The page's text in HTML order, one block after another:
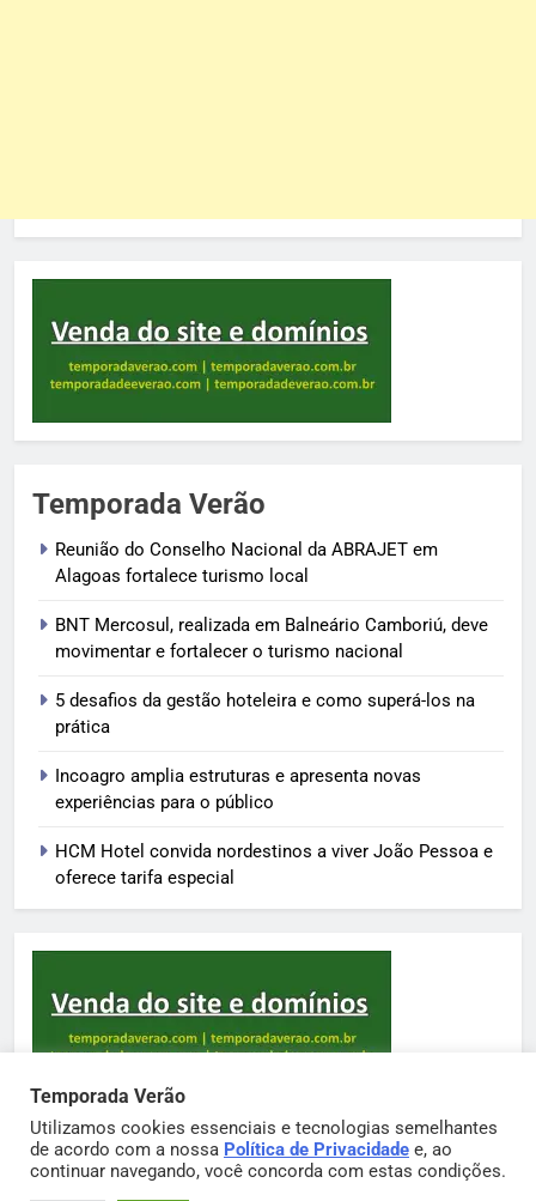
Temporada Verão
Reunião do Conselho Nacional da ABRAJET em
Alagoas fortalece turismo local
BNT Mercosul, realizada em Balneário Camboriú, deve
movimentar e fortalecer o turismo nacional
5 desafios da gestão hoteleira e como superá-los na
prática
Incoagro amplia estruturas e apresenta novas
experiências para o público
HCM Hotel convida nordestinos a viver João Pessoa e
oferece tarifa especial
Sortimento Temporada Verão 2026. Powered By
Temporada Verão
Utilizamos cookies essenciais e tecnologias semelhantes
de acordo com a nossa Política de Privacidade e, ao
continuar navegando, você concorda com estas condições.